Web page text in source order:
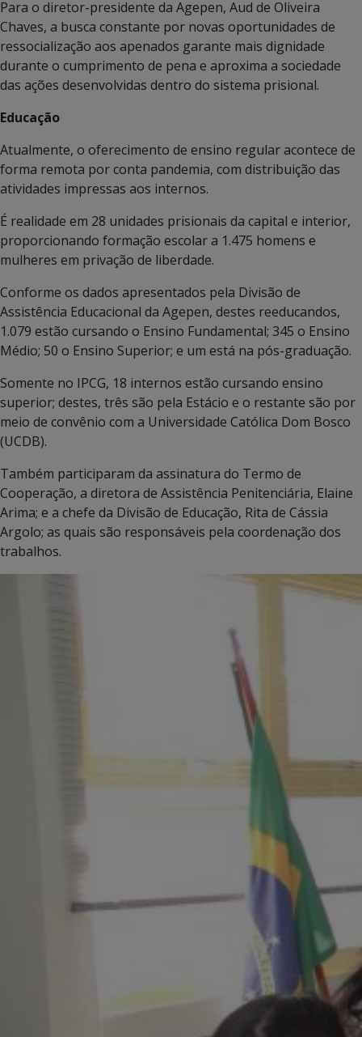
Para o diretor-presidente da Agepen, Aud de Oliveira
Chaves, a busca constante por novas oportunidades de
ressocialização aos apenados garante mais dignidade
durante o cumprimento de pena e aproxima a sociedade
das ações desenvolvidas dentro do sistema prisional.
Educação
Atualmente, o oferecimento de ensino regular acontece de
forma remota por conta pandemia, com distribuição das
atividades impressas aos internos.
É realidade em 28 unidades prisionais da capital e interior,
proporcionando formação escolar a 1.475 homens e
mulheres em privação de liberdade.
Conforme os dados apresentados pela Divisão de
Assistência Educacional da Agepen, destes reeducandos,
1.079 estão cursando o Ensino Fundamental; 345 o Ensino
Médio; 50 o Ensino Superior; e um está na pós-graduação.
Somente no IPCG, 18 internos estão cursando ensino
superior; destes, três são pela Estácio e o restante são por
meio de convênio com a Universidade Católica Dom Bosco
(UCDB).
Também participaram da assinatura do Termo de
Cooperação, a diretora de Assistência Penitenciária, Elaine
Arima; e a chefe da Divisão de Educação, Rita de Cássia
Argolo; as quais são responsáveis pela coordenação dos
trabalhos.